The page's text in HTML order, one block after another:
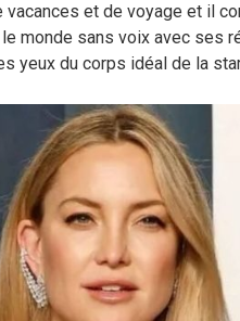
et de voyage et il
monde sans voix avec ses
yeux du corps idéal de la